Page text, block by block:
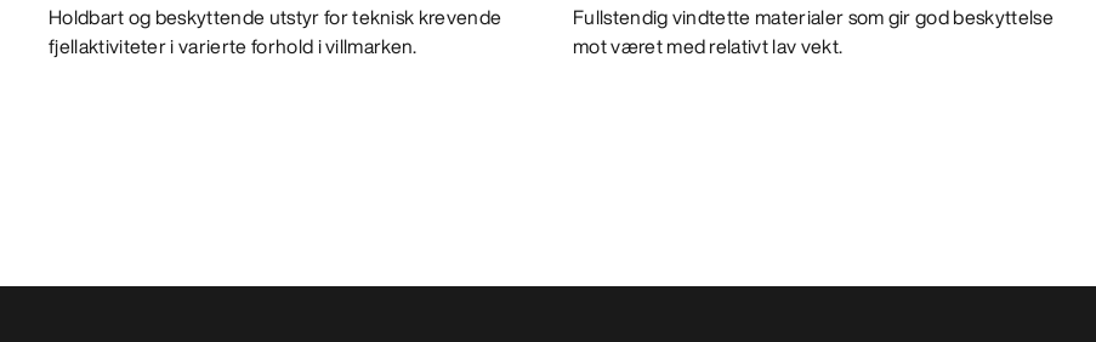
Holdbart og beskyttende utstyr for teknisk krevende
fjellaktiviteter i varierte forhold i villmarken.
Fullstendig vindtette materialer som gir god beskyttelse
mot været med relativt lav vekt.